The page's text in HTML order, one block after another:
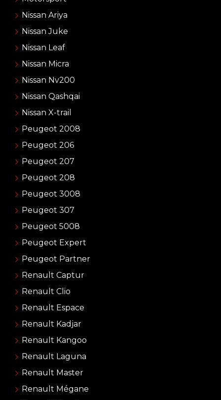
Nissan Ariya
Nissan Juke
Nissan Leaf
Nissan Micra
Nissan Nv200
Nissan Qashqai
Nissan X-trail
Peugeot 2008
Peugeot 206
Peugeot 207
Peugeot 208
Peugeot 3008
Peugeot 307
Peugeot 5008
Peugeot Expert
Peugeot Partner
Renault Captur
Renault Clio
Renault Espace
Renault Kadjar
Renault Kangoo
Renault Laguna
Renault Master
Renault Mégane